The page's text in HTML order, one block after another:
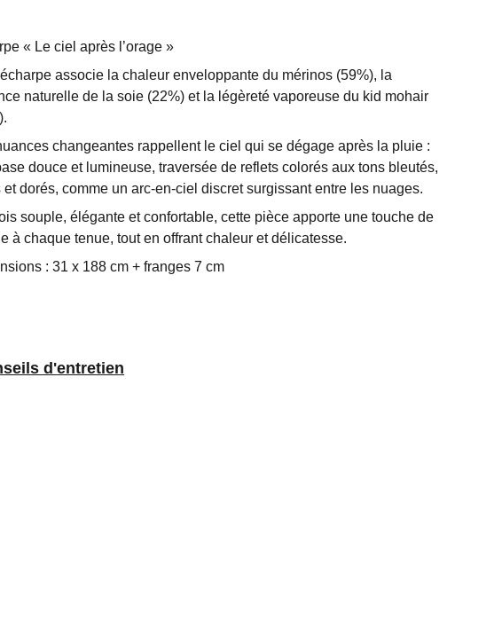
« Le ciel après l’orage »
associe la chaleur enveloppante du mérinos (59%), la
naturelle de la soie (22%) et la légèreté vaporeuse du kid mohair
changeantes rappellent le ciel qui se dégage après la pluie :
douce et lumineuse, traversée de reflets colorés aux tons bleutés,
et dorés, comme un arc-en-ciel discret surgissant entre les nuages.
souple, élégante et confortable, cette pièce apporte une touche de
à chaque tenue, tout en offrant chaleur et délicatesse.
: 31 x 188 cm + franges 7 cm
d'entretien